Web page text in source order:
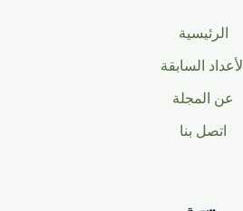
الرئيسية
الأعداد السابقة
عن المجلة
اتصل بنا